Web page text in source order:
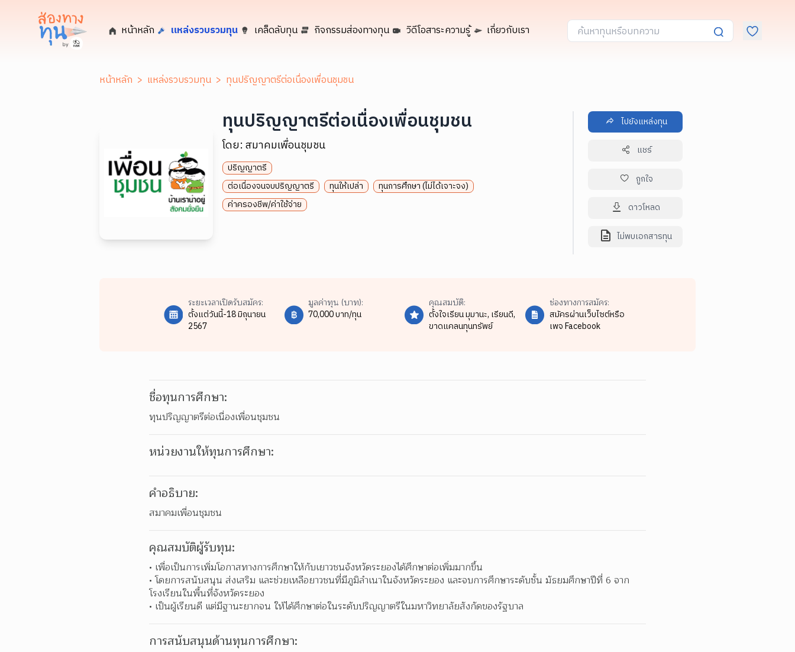
หน้าหลัก แหล่งรวบรวมทุน เคล็ดลับทุน กิจกรรมส่องทางทุน วิดีโอสาระความรู้ เกี่ยวกับเรา
หน้าหลัก > แหล่งรวบรวมทุน > ทุนปริญญาตรีต่อเนื่องเพื่อนชุมชน
ทุนปริญญาตรีต่อเนื่องเพื่อนชุมชน
โดย: สมาคมเพื่อนชุมชน
ปริญญาตรี
ต่อเนื่องจนจบปริญญาตรี
ทุนให้เปล่า
ทุนการศึกษา (ไม่ได้เจาะจง)
ค่าครองชีพ/ค่าใช้จ่าย
ไปยังแหล่งทุน
แชร์
ถูกใจ
ดาวโหลด
ไม่พบเอกสารทุน
ระยะเวลาเปิดรับสมัคร:
ตั้งแต่วันนี้-18 มิถุนายน
2567
มูลค่าทุน (บาท):
70,000 บาท/ทุน
คุณสมบัติ:
ตั้งใจเรียน มุมานะ, เรียนดี,
ขาดแคลนทุนทรัพย์
ช่องทางการสมัคร:
สมัครผ่านเว็บไซต์หรือ
เพจ Facebook
ชื่อทุนการศึกษา:
ทุนปริญญาตรีต่อเนื่องเพื่อนชุมชน
หน่วยงานให้ทุนการศึกษา:
คำอธิบาย:
สมาคมเพื่อนชุมชน
คุณสมบัติผู้รับทุน:
เพื่อเป็นการเพิ่มโอกาสทางการศึกษาให้กับเยาวชนจังหวัดระยองได้ศึกษาต่อเพิ่มมากขึ้น
โดยการสนับสนุน ส่งเสริม และช่วยเหลือยาวชนที่มีภูมิลำเนาในจังหวัดระยอง และจบการศึกษาระดับชั้น มัธยมศึกษาปีที่ 6 จาก
โรงเรียนในพื้นที่จังหวัดระยอง
เป็นผู้เรียนดี แต่มีฐานะยากจน ให้ได้ศึกษาต่อในระดับปริญญาตรีในมหาวิทยาลัยสังกัดของรัฐบาล
การสนับสนุนด้านทุนการศึกษา: